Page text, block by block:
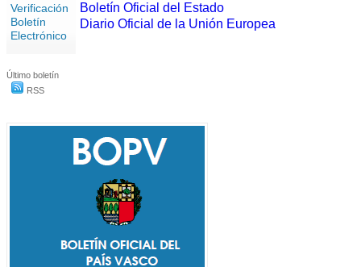
Verificación
Boletín
Electrónico
Último boletín
RSS
Boletín Oficial del Estado
Diario Oficial de la Unión Europea